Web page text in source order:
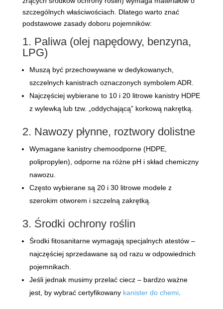
szczególnych właściwościach. Dlatego warto znać
podstawowe zasady doboru pojemników:
1. Paliwa (olej napędowy, benzyna,
LPG)
Muszą być przechowywane w dedykowanych,
szczelnych kanistrach oznaczonych symbolem ADR.
Najczęściej wybierane to 10 i 20 litrowe kanistry HDPE
z wylewką lub tzw. „oddychającą” korkową nakrętką.
2. Nawozy płynne, roztwory dolistne
Wymagane kanistry chemoodporne (HDPE,
polipropylen), odporne na różne pH i skład chemiczny
nawozu.
Często wybierane są 20 i 30 litrowe modele z
szerokim otworem i szczelną zakrętką.
3. Środki ochrony roślin
Środki fitosanitarne wymagają specjalnych atestów –
najczęściej sprzedawane są od razu w odpowiednich
pojemnikach.
Jeśli jednak musimy przelać ciecz – bardzo ważne
jest, by wybrać certyfikowany kanister do chemi.